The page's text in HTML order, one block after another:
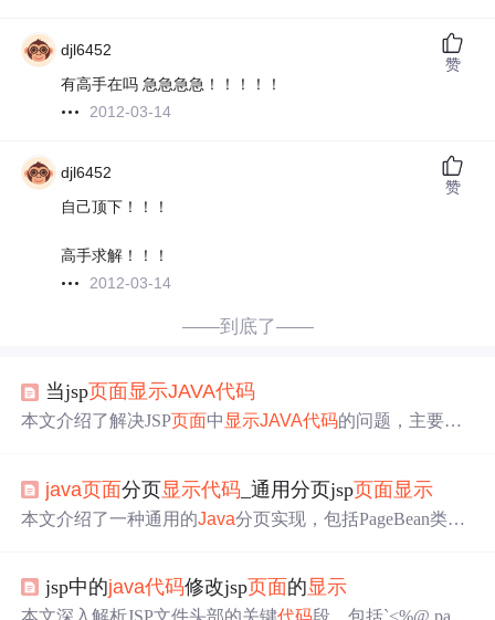
djl6452
有高手在吗 急急急急！！！！！
2012-03-14
赞
djl6452
自己顶下！！！
高手求解！！！
2012-03-14
赞
——到底了——
当jsp页面 显示JAVA代码
本文介绍了解决JSP页面中 显示JAVA代码的问题，主要从S
java页面分页显示代码 _通用分页jsp页面显示
本文介绍了一种通用的Java分页实现，包括PageBean类的
动态分页显示。文章还提供了部分关键代码
jsp中的java代码修改jsp页面的显示
本文深入解析JSP文件头部的关键代码段，包括`<%@ page`